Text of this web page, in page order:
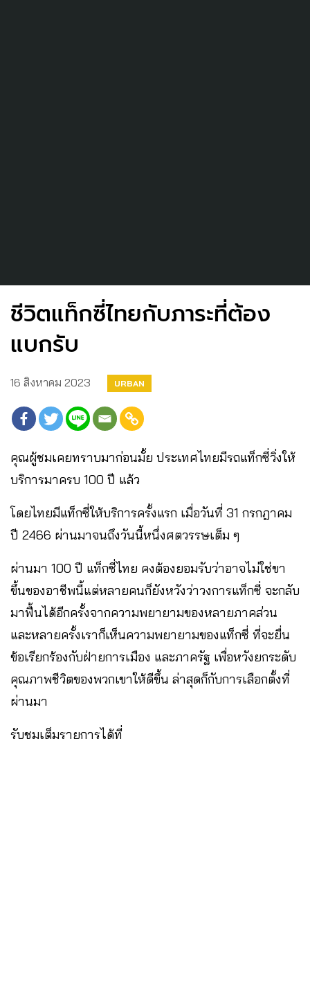
ชีวิตแท็กซี่ไทยกับภาระที่ต้อง
แบกรับ
16 สิงหาคม 2023 URBAN
คุณผู้ชมเคยทราบมาก่อนมั้ย ประเทศไทยมีรถแท็กซี่วิ่งให้
บริการมาครบ 100 ปี แล้ว
โดยไทยมีแท็กซี่ให้บริการครั้งแรก เมื่อวันที่ 31 กรกฎาคม
ปี 2466 ผ่านมาจนถึงวันนี้หนึ่งศตวรรษเต็ม ๆ
ผ่านมา 100 ปี แท็กซี่ไทย คงต้องยอมรับว่าอาจไม่ใช่ขา
ขึ้นของอาชีพนี้แต่หลายคนก็ยังหวังว่าวงการแท็กซี่ จะกลับ
มาฟื้นได้อีกครั้งจากความพยายามของหลายภาคส่วน
และหลายครั้งเราก็เห็นความพยายามของแท็กซี่ ที่จะยื่น
ข้อเรียกร้องกับฝ่ายการเมือง และภาครัฐ เพื่อหวังยกระดับ
คุณภาพชีวิตของพวกเขาให้ดีขึ้น ล่าสุดก็กับการเลือกตั้งที่
ผ่านมา
รับชมเต็มรายการได้ที่